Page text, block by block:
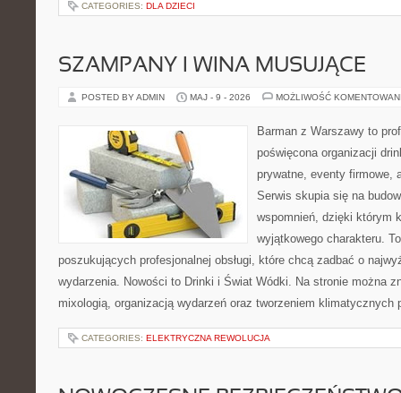
CATEGORIES: DLA DZIECI
SZAMPANY I WINA MUSUJĄCE
POSTED BY ADMIN MAJ - 9 - 2026 MOŻLIWOŚĆ
Barman z Warszawy to
poświęcona organizacji
prywatne, eventy firmowe,
Serwis skupia się na
wspomnień, dzięki którym
wyjątkowego charakteru.
poszukujących profesjonalnej obsługi, które chcą zadbać o
wydarzenia. Nowości to Drinki i Świat Wódki. Na stronie można
mixologią, organizacją wydarzeń oraz tworzeniem
CATEGORIES: ELEKTRYCZNA REWOLUCJA